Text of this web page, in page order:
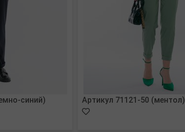
синий) Артикул 71121-50 (ментол)